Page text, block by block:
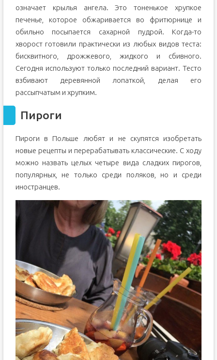
означает крылья ангела. Это тоненькое хрупкое
печенье, которое обжаривается во фритюрнице и
обильно посыпается сахарной пудрой. Когда-то
хворост готовили практически из любых видов теста:
бисквитного, дрожжевого, жидкого и сбивного.
Сегодня используют только последний вариант. Тесто
взбивают деревянной лопаткой, делая его
рассыпчатым и хрупким.
Пироги
Пироги в Польше любят и не скупятся изобретать
новые рецепты и перерабатывать классические. С ходу
можно назвать целых четыре вида сладких пирогов,
популярных, не только среди поляков, но и среди
иностранцев.